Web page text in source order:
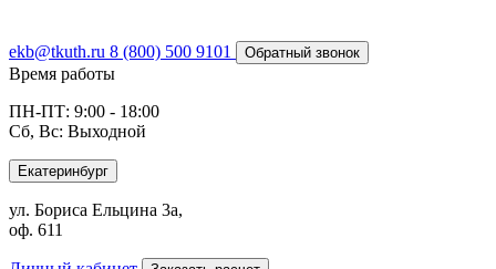
ekb@tkuth.ru 8 (800) 500 9101 Обратный звонок
Время работы
ПН-ПТ: 9:00 - 18:00
Сб, Вс: Выходной
Екатеринбург
ул. Бориса Ельцина 3а,
оф. 611